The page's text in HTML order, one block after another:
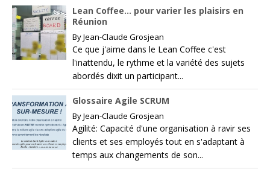
Lean Coffee… pour varier les plaisirs en
Réunion
ByJean-Claude Grosjean
Ce que j'aime dans le Lean Coffee c'est
l'inattendu, le rythme et la variété des sujets
abordés dixit un participant...
Glossaire Agile SCRUM
ByJean-Claude Grosjean
Agilité: Capacité d'une organisation à ravir ses
clients et ses employés tout en s'adaptant à
temps aux changements de son...